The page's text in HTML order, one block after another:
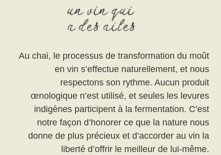
Au chai, le processus de transformation du moût
en vin s’effectue naturellement, et nous
respectons son rythme. Aucun produit
œnologique n’est utilisé, et seules les levures
indigènes participent à la fermentation. C’est
notre façon d’honorer ce que la nature nous
donne de plus précieux et d’accorder au vin la
liberté d’offrir le meilleur de lui-même.